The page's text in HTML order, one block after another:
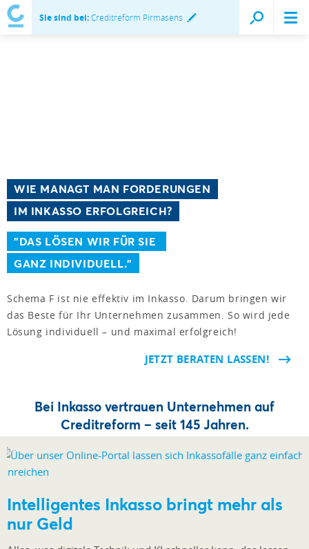
Sie sind bei:Creditreform Pirmasens
WIE MANAGT MAN FORDERUNGEN
IM INKASSO ERFOLGREICH?
"DAS LÖSEN WIR FÜR SIE
GANZ INDIVIDUELL."
Schema F ist nie effektiv im Inkasso. Darum bringen wir
das Beste für Ihr Unternehmen zusammen. So wird jede
Lösung individuell – und maximal erfolgreich!
JETZT BERATEN LASSEN!
Bei Inkasso vertrauen Unternehmen auf
Creditreform – seit 145 Jahren.
Intelligentes Inkasso bringt mehr als
nur Geld